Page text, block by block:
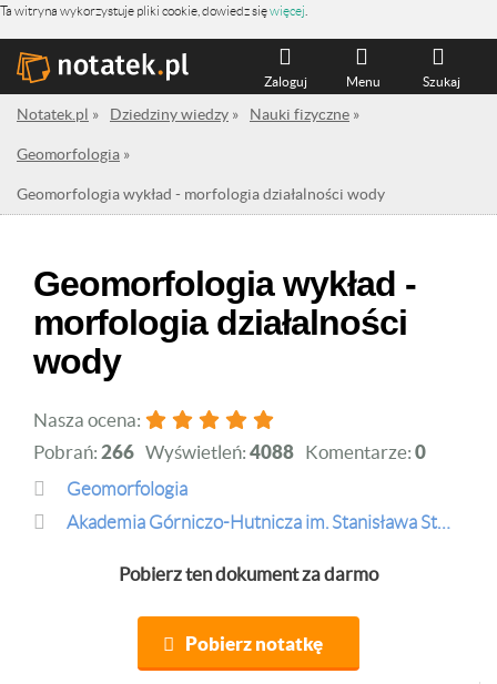
Ta witryna wykorzystuje pliki cookie, dowiedz sięwięcej
Szukaj
Menu
Zaloguj
Notatek.pl » Dziedziny wiedzy » Nauki fizyczne »
Geomorfologia »
Geomorfologia wykład - morfologia działalności wody
Geomorfologia wykład -
morfologia działalności
wody
Nasza ocena:
Pobrań: 266 Wyświetleń: 4088 Komentarze: 0
Geomorfologia
Akademia Górniczo-Hutnicza im. Stanisława Staszica w Krakowie
Pobierz ten dokument za darmo
Pobierz notatkę